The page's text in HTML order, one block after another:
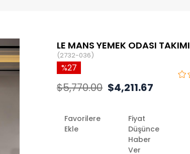
LE MANS YEMEK ODASI TAKIMI
(2732-036)
27
$5,770.00 $4,211.67
Favorilere
Ekle
Fiyat
Düşünce
Haber
Ver